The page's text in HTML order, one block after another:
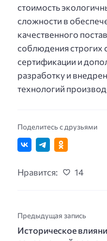
стоимость
сложности в
качественного
соблюдения строгих
сертификации и
разработку и
технологий
Поделитесь с друзьями
Нравится: 14
Предыдущая запись
Историческое